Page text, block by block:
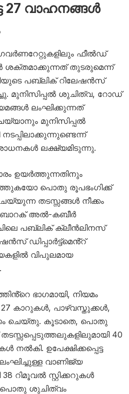
27 വാഹനങ്ങൾ
ഫീൽഡ്
ശക്തമാക്കുന്നത് തുടരുമെന്ന്
പബ്ലിക് റിലേഷൻസ്
മുനിസിപ്പൽ ശുചിത്വ, റോഡ്
ലംഘിക്കുന്നത്
മുനിസിപ്പൽ
ലക്ഷ്യമിടുന്നു.
ഉയർത്തുന്നതിനും
പൊതു രൂപഭംഗിക്ക്
തടസ്സങ്ങൾ നീക്കം
അൽ-കബീർ
പബ്ലിക് ക്ലീൻലിനസ്
ഡിപ്പാർട്ട്‌മെൻ്റ്
വിപുലമായ
ഭാഗമായി, നിയമം
27 കാറുകൾ, പാഴ്വസ്തുക്കൾ,
ചെയ്തു. കൂടാതെ, പൊതു
40
ഉപേക്ഷിക്കപ്പെട്ട
വാണിജ്യ
റിമൂവൽ സ്റ്റിക്കറുകൾ
പൊതു ശുചിത്വം